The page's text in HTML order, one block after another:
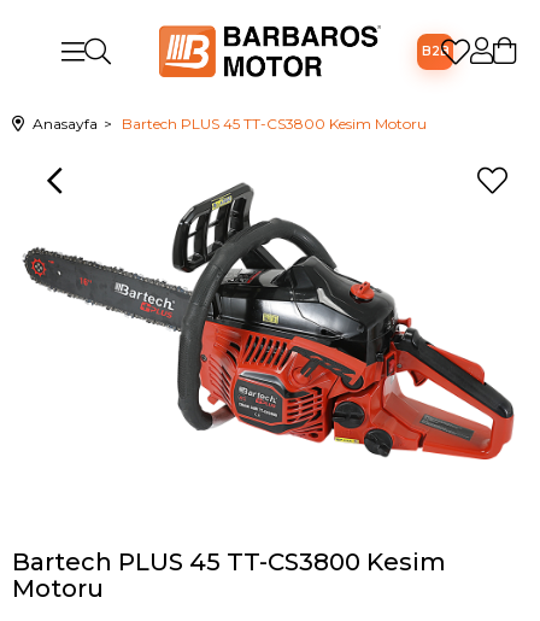
B2B
Anasayfa Bartech PLUS 45 TT-CS3800 Kesim Motoru
Bartech PLUS 45 TT-CS3800 Kesim
Motoru